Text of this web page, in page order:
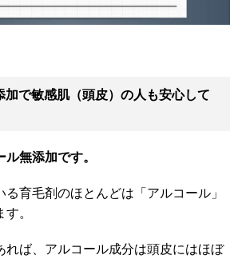
加で敏感肌（頭皮）の人も安心して
無添加です。
育毛剤のほとんどは「アルコール」
。
れば、アルコール成分は頭皮にはほぼ